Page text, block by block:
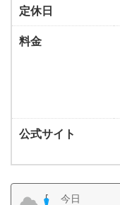
定休日
料金
公式サイト
今日